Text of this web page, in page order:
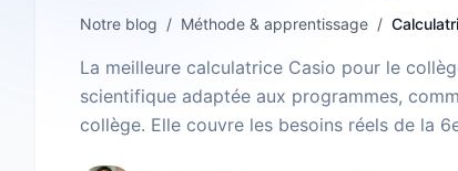
Notre blog / Méthode & apprentissage /
La meilleure calculatrice Casio pour le
scientifique adaptée aux programmes,
collège. Elle couvre les besoins réels de la